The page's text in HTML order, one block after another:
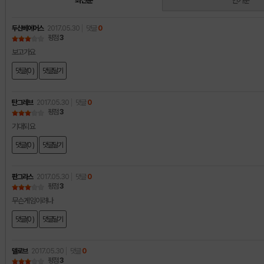
두산베에어스 2017.05.30 댓글 0
평점 3
보고가요
댓글(0 ) 댓글달기
탄그레브 2017.05.30 댓글 0
평점 3
기대되요
댓글(0 ) 댓글달기
판그라스 2017.05.30 댓글 0
평점 3
무슨게임이려나
댓글(0 ) 댓글달기
델로브 2017.05.30 댓글 0
평점 3